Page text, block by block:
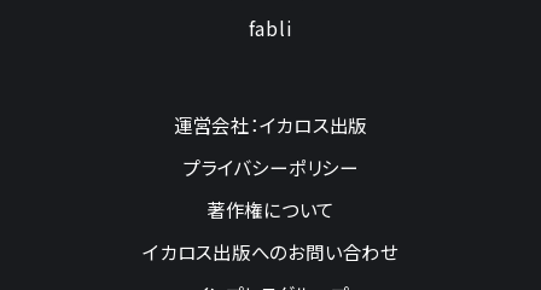
fabli
運営会社：イカロス出版
プライバシーポリシー
著作権について
イカロス出版へのお問い合わせ